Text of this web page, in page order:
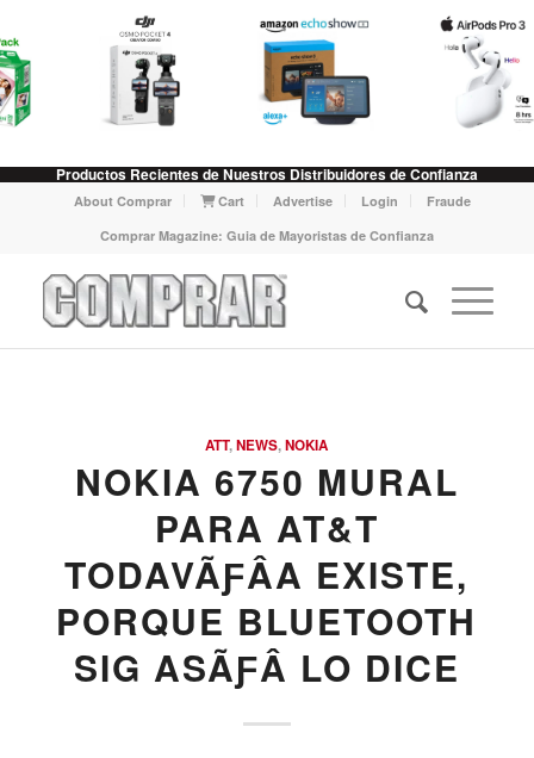
Productos Recientes de Nuestros Distribuidores de Confianza
About Comprar Cart Advertise Login
Fraude
Comprar Magazine: Guia de Mayoristas de Confianza
ATT,NEWS,NOKIA
NOKIA 6750 MURAL
PARA AT&T
TODAVÃƑÂ­A EXISTE,
PORQUE BLUETOOTH
SIG ASÃƑÂ­ LO DICE